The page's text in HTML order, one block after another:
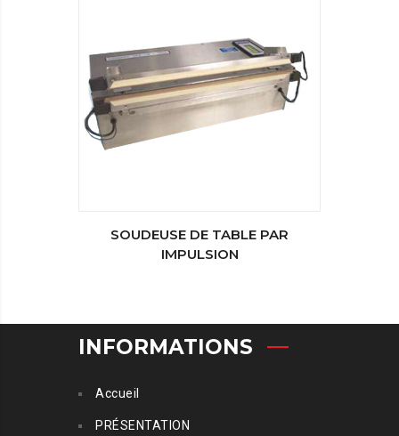
SOUDEUSE DE TABLE PAR
IMPULSION
INFORMATIONS
Accueil
PRÉSENTATION